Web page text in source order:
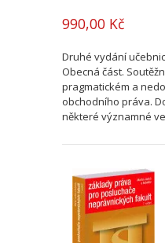
990,00 Kč
Druhé vydání
Obecná část.
pragmatickém a
obchodního práva.
některé významné